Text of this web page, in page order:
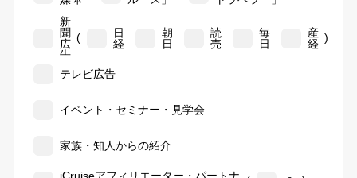
新
聞
広
告
(
日
経
朝
日
読
売
毎
日
産
経 )
テレビ広告
イベント・セミナー・見学会
家族・知人からの紹介
iCruiseアフィリエーター・パートナ